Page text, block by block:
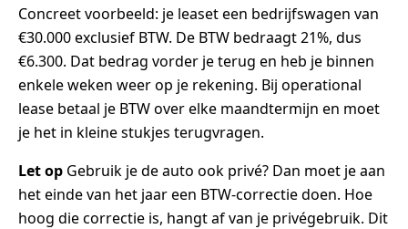
Concreet voorbeeld: je leaset een bedrijfswagen van
€30.000 exclusief BTW. De BTW bedraagt 21%, dus
€6.300. Dat bedrag vorder je terug en heb je binnen
enkele weken weer op je rekening. Bij operational
lease betaal je BTW over elke maandtermijn en moet
je het in kleine stukjes terugvragen.
Let op Gebruik je de auto ook privé? Dan moet je aan
het einde van het jaar een BTW-correctie doen. Hoe
hoog die correctie is, hangt af van je privégebruik. Dit